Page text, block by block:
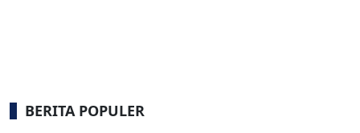
BERITA POPULER